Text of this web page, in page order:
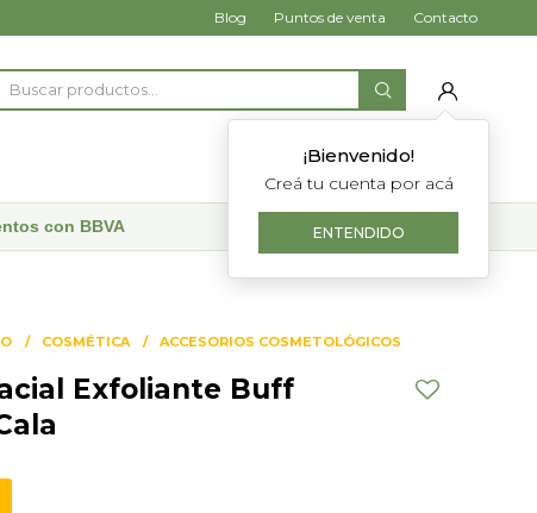
¡Bienvenido!
Creá tu cuenta por acá
ENTENDIDO
Blog Puntos de venta Contacto
con BBVA
COSMÉTICA ACCESORIOS COSMETOLÓGICOS
Exfoliante Buff